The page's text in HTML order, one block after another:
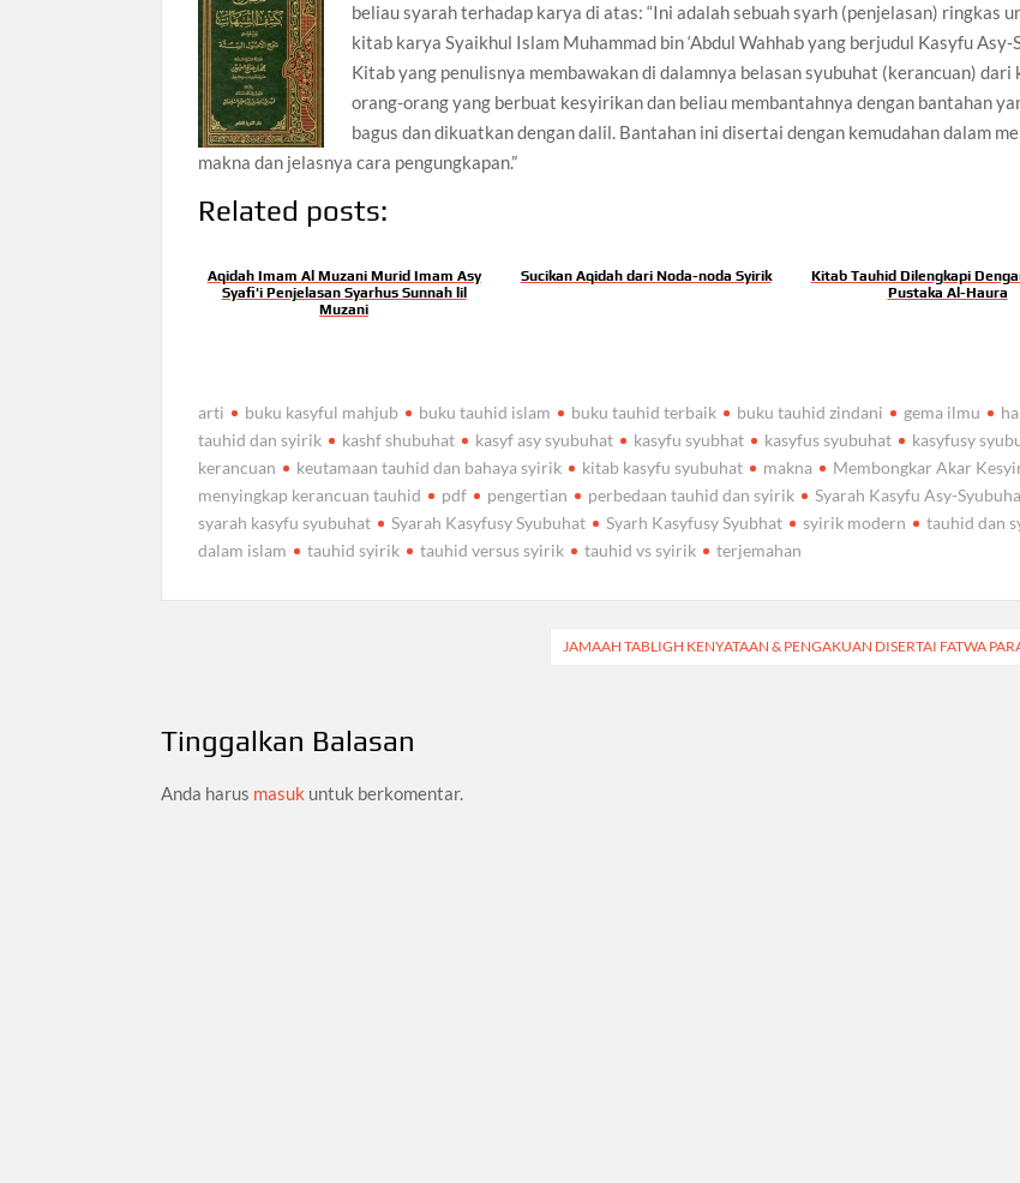
beliau syarah terhadap karya di atas: “Ini adalah sebuah syarh (penjelasan) ringkas
kitab karya Syaikhul Islam Muhammad bin ‘Abdul Wahhab yang berjudul Kasyfu Asy-
Kitab yang penulisnya membawakan di dalamnya belasan syubuhat (kerancuan) dari
orang-orang yang berbuat kesyirikan dan beliau membantahnya dengan bantahan
bagus dan dikuatkan dengan dalil. Bantahan ini disertai dengan kemudahan dalam
makna dan jelasnya cara pengungkapan.”
Related posts:
Aqidah Imam Al Muzani Murid Imam Asy
Syafi'i Penjelasan Syarhus Sunnah lil
Muzani
Sucikan Aqidah dari Noda-noda Syirik
Kitab Tauhid Dilengkapi
Pustaka Al-Haura
arti buku kasyful mahjub buku tauhid islam buku tauhid terbaik buku tauhid zindani gema ilmu
tauhid dan syirik
kashf shubuhat kasyf asy syubuhat kasyfu syubhat kasyfus syubuhat
kasyfusy
kerancuan
keutamaan tauhid dan bahaya syirik kitab kasyfu syubuhat makna
Membongkar Akar
menyingkap kerancuan tauhid
pdf pengertian perbedaan tauhid dan syirik
Syarah Kasyfu Asy-
syarah kasyfu syubuhat
Syarah Kasyfusy Syubuhat Syarh Kasyfusy Syubhat syirik modern
tauhid dan
dalam islam
tauhid syirik tauhid versus syirik tauhid vs syirik terjemahan
JAMAAH TABLIGH KENYATAAN & PENGAKUAN DISERTAI FATWA
Tinggalkan Balasan
Anda harus masuk untuk berkomentar.